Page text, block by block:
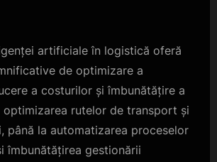
artificiale în logistică oferă
de optimizare a
a costurilor și îmbunătățire a
optimizarea rutelor de transport și
până la automatizarea proceselor
îmbunătățirea gestionării